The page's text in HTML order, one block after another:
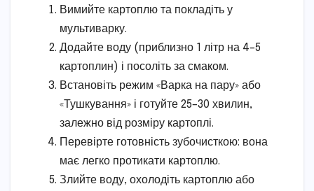
Вимийте картоплю та покладіть у
мультиварку.
Додайте воду (приблизно 1 літр на 4–5
картоплин) і посоліть за смаком.
Встановіть режим «Варка на пару» або
«Тушкування» і готуйте 25–30 хвилин,
залежно від розміру картоплі.
Перевірте готовність зубочисткою: вона
має легко протикати картоплю.
Злийте воду, охолодіть картоплю або